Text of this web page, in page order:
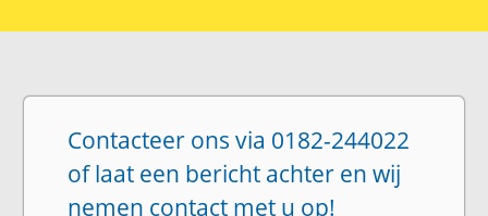
Contacteer ons via 0182-244022
of laat een bericht achter en wij
nemen contact met u op!